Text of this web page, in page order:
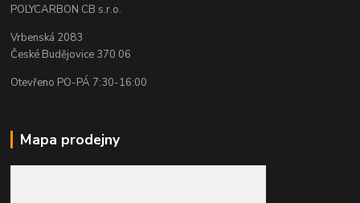
POLYCARBON CB s.r.o.
Vrbenská 2083
České Budějovice 370 06
Otevřeno PO-PÁ 7:30-16:00
Mapa prodejny